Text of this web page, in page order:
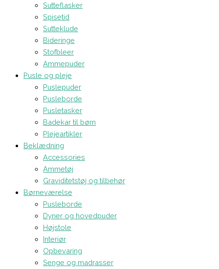
Sutteflasker
Spisetid
Sutteklude
Bideringe
Stofbleer
Ammepuder
Pusle og pleje
Puslepuder
Pusleborde
Pusletasker
Badekar til børn
Plejeartikler
Beklædning
Accessories
Ammetøj
Graviditetstøj og tilbehør
Børneværelse
Pusleborde
Dyner og hovedpuder
Højstole
Interiør
Opbevaring
Senge og madrasser